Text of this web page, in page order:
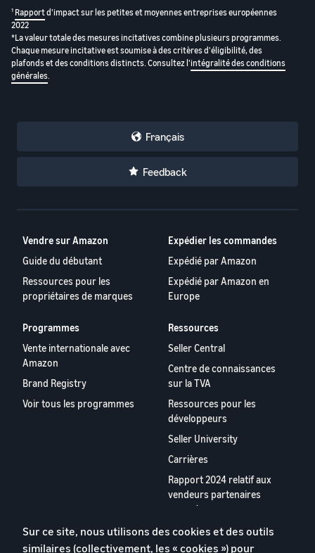
1 Rapportd'impact sur les petites et moyennes entreprises européennes
2022
*La valeur totale des mesures incitatives combine plusieurs programmes.
Chaque mesure incitative est soumise à des critères d'éligibilité, des
plafonds et des conditions distincts. Consultez l'intégralité des conditions
générales.
Français
Feedback
Vendre sur Amazon
Guide du débutant
Ressources pour les
propriétaires de marques
Expédier les commandes
Expédié par Amazon
Expédié par Amazon en
Europe
Programmes
Vente internationale avec
Amazon
Brand Registry
Voir tous les programmes
Ressources
Seller Central
Centre de connaissances
sur la TVA
Ressources pour les
développeurs
Seller University
Carrières
Rapport 2024 relatif aux
vendeurs partenaires
européens
Rapport 2023 relatif aux
vendeurs partenaires
Sur ce site, nous utilisons des cookies et des outils
similaires (collectivement, les « cookies ») pour